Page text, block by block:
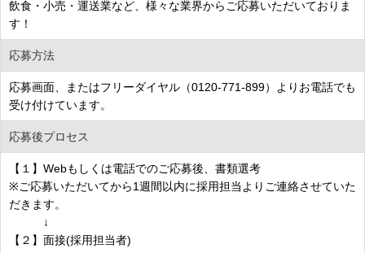
飲食・小売・運送業など、様々な業界からご応募いただいておりま
す！
応募方法
応募画面、またはフリーダイヤル（0120-771-899）よりお電話でも
受け付けています。
応募後プロセス
【１】Webもしくは電話でのご応募後、書類選考
※ご応募いただいてから1週間以内に採用担当よりご連絡させていた
だきます。
↓
【２】面接(採用担当者)